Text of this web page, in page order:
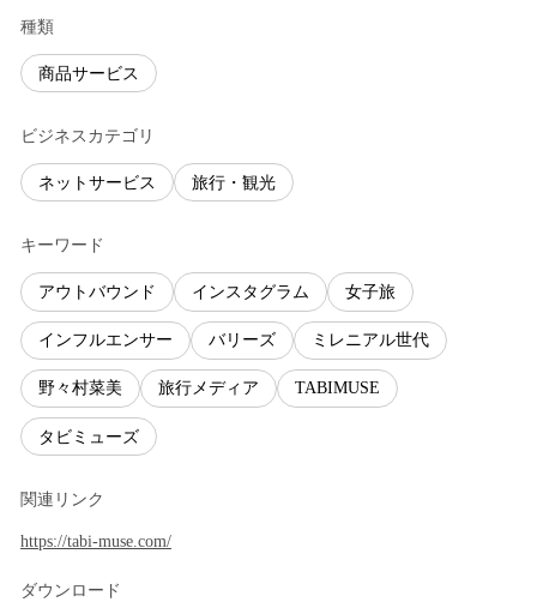
種類
商品サービス
ビジネスカテゴリ
ネットサービス 旅行・観光
キーワード
アウトバウンド インスタグラム 女子旅
インフルエンサー バリーズ ミレニアル世代
野々村菜美 旅行メディア TABIMUSE
タビミューズ
関連リンク
https://tabi-muse.com/
ダウンロード